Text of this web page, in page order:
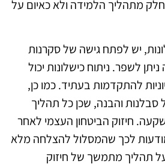
חלק מתהליך הלמידה ולא כאיום על
יש לפתח גישה של סקרנות
לשפר. ניתוח כישלונות יכול
להתקדמות בעתיד. כמו כן,
סבלנות והבנה, שכן כל תהליך
חיזוק הביטחון העצמי לאחר
לכך שהמסלול להצלחה מלא
תהליך מתמשך של חיזוק